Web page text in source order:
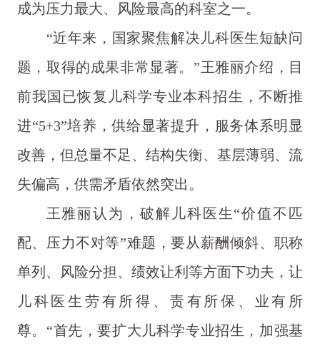
成为压力最大、风险最高的科室之一。
“近年来，国家聚焦解决儿科医生短缺问
题，取得的成果非常显著。”王雅丽介绍，目
前我国已恢复儿科学专业本科招生，不断推
进“5+3”培养，供给显著提升，服务体系明显
改善，但总量不足、结构失衡、基层薄弱、流
失偏高，供需矛盾依然突出。
王雅丽认为，破解儿科医生“价值不匹
配、压力不对等”难题，要从薪酬倾斜、职称
单列、风险分担、绩效让利等方面下功夫，让
儿科医生劳有所得、责有所保、业有所
尊。“首先，要扩大儿科学专业招生，加强基